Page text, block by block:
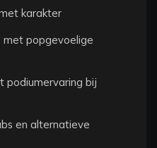
karakter
met popgevoelige
podiumervaring bij
en alternatieve